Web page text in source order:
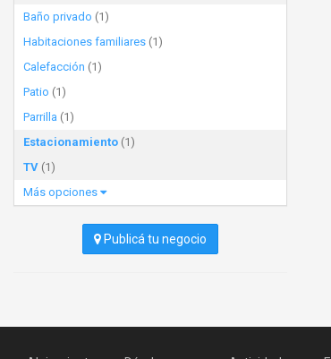
Baño privado (1)
Habitaciones familiares (1)
Calefacción (1)
Patio (1)
Parrilla (1)
Estacionamiento (1)
TV (1)
Más opciones
Publicá tu negocio